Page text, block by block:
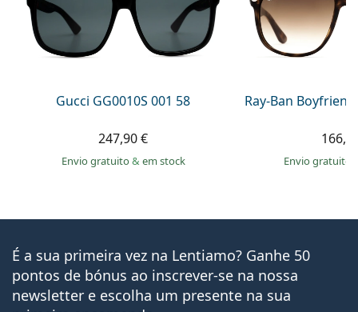
Gucci GG0010S 001 58
247,90 €
Envio gratuito& em stock
Ray-Ban
Envio gratuito
É a sua primeira vez na Lentiamo? Ganhe 50
pontos de bónus ao inscrever-se na nossa
newsletter e escolha um presente na sua